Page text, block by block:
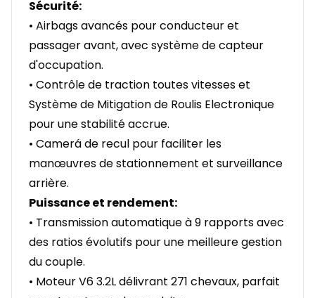
Sécurité:
• Airbags avancés pour conducteur et
passager avant, avec système de capteur
d'occupation.
• Contrôle de traction toutes vitesses et
Système de Mitigation de Roulis Electronique
pour une stabilité accrue.
• Camerá de recul pour faciliter les
manœuvres de stationnement et surveillance
arrière.
Puissance et rendement:
• Transmission automatique à 9 rapports avec
des ratios évolutifs pour une meilleure gestion
du couple.
• Moteur V6 3.2L délivrant 271 chevaux, parfait